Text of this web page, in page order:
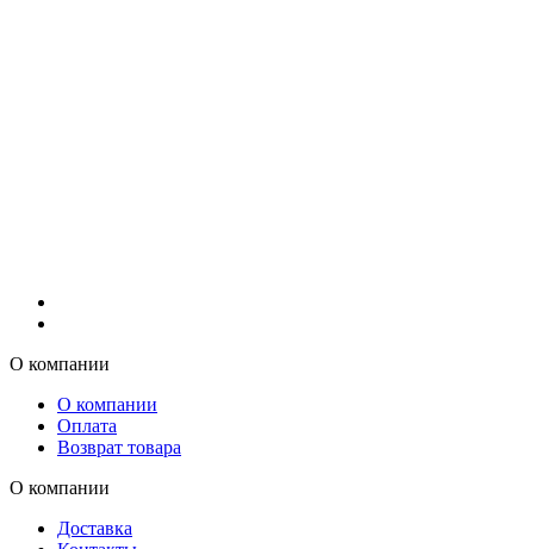
О компании
О компании
Оплата
Возврат товара
О компании
Доставка